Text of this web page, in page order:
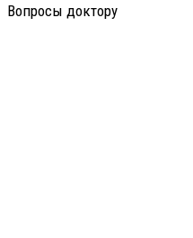
Вопросы доктору